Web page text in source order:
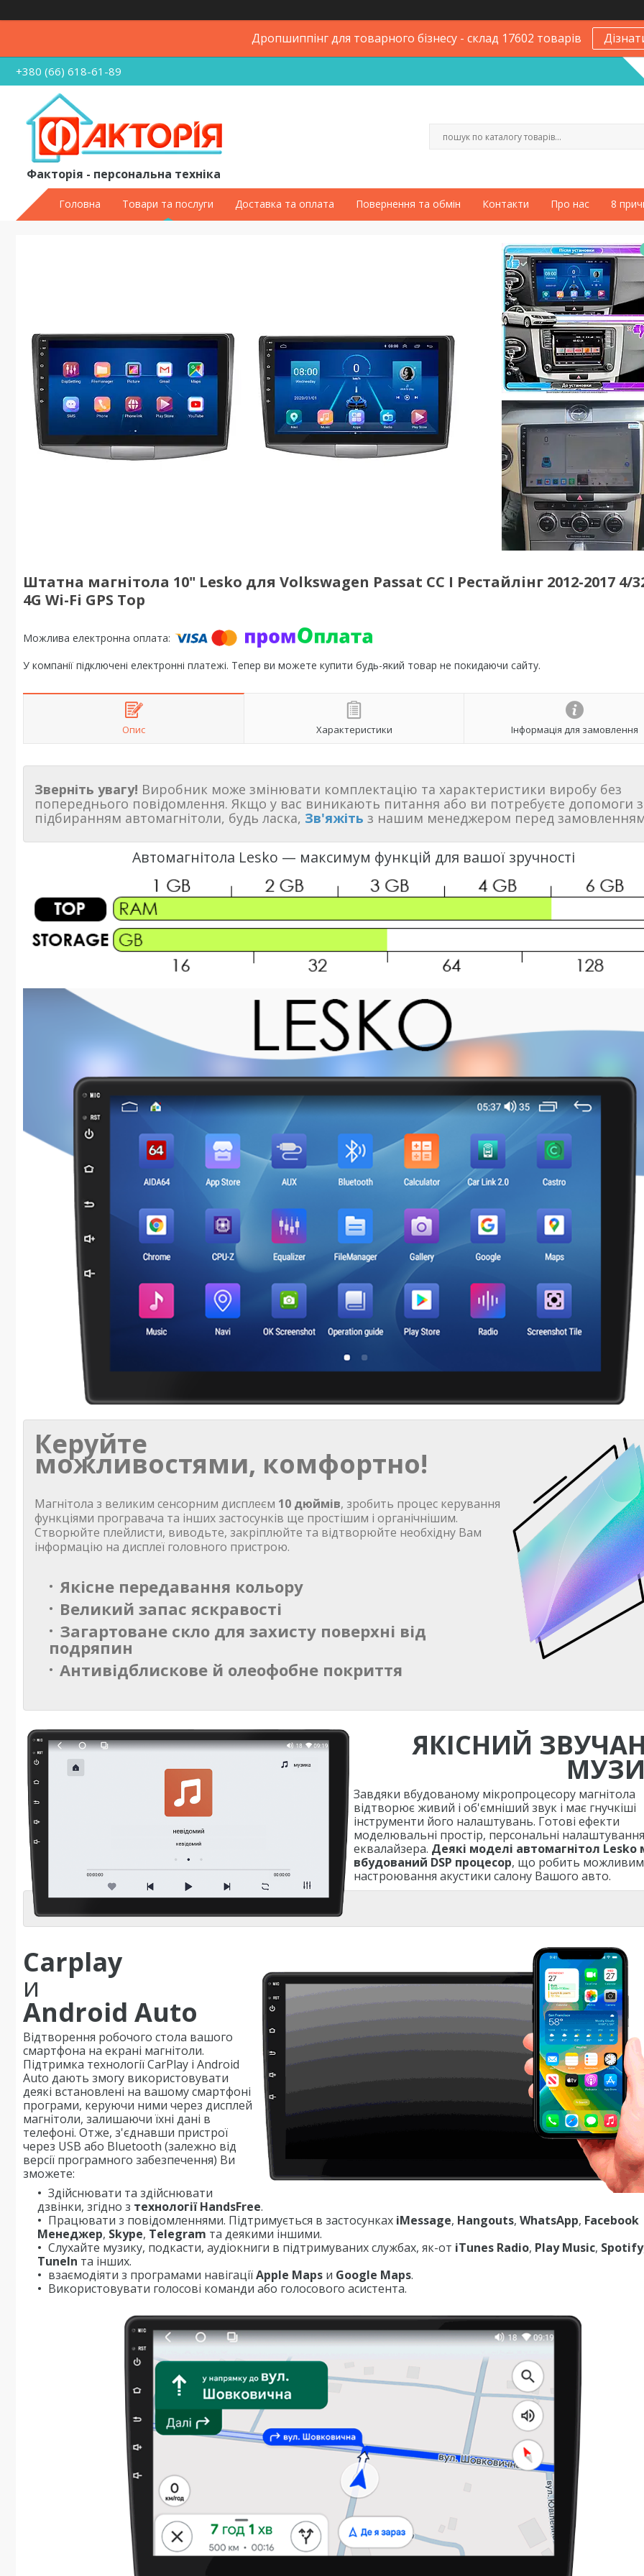
Дропшиппінг для товарного бізнесу - склад 17602 товарів
+380 (66) 618-61-89
Факторія - персональна техніка
Головна Товари та послуги Доставка та оплата Повернення та обмін Контакти Про нас 8
Штатна магнітола 10" Lesko для Volkswagen Passat CC I Рестайлінг 2012-2017 4/
4G Wi-Fi GPS Top
У компанії підключені електронні платежі. Тепер ви можете купити будь-який товар не покидаючи сайту.
Опис Характеристики Інформація для замовлення
Зверніть увагу! Виробник може змінювати комплектацію та характеристики виробу без
попереднього повідомлення. Якщо у вас виникають питання або ви потребуєте допомоги з
підбиранням автомагнітоли, будь ласка, Зв'яжіть з нашим менеджером перед
Автомагнітола Lesko — максимум функцій для вашої зручності
Керуйте
можливостями, комфортно!
Магнітола з великим сенсорним дисплеєм 10 дюймів, зробить процес керування
функціями програвача та інших застосунків ще простішим і органічнішим.
Створюйте плейлисти, виводьте, закріплюйте та відтворюйте необхідну Вам
інформацію на дисплеї головного пристрою.
Якісне передавання кольору
Великий запас яскравості
Загартоване скло для захисту поверхні від
подряпин
Антивідблискове й олеофобне покриття
ЯКІСНИЙ
Завдяки вбудованому мікропроцесору магнітола
відтворює живий і об'ємніший звук і має гнучкіші
інструменти його налаштувань. Готові ефекти
моделювальні простір, персональні налаштування
еквалайзера. Деякі моделі автомагнітол
вбудований DSP процесор, що робить
настроювання акустики салону Вашого авто.
Carplay
и
Android Auto
Відтворення робочого стола вашого
смартфона на екрані магнітоли.
Підтримка технології CarPlay і Android
Auto дають змогу використовувати
деякі встановлені на вашому смартфоні
програми, керуючи ними через дисплей
магнітоли, залишаючи їхні дані в
телефоні. Отже, з'єднавши пристрої
через USB або Bluetooth (залежно від
версії програмного забезпечення) Ви
зможете:
Здійснювати та здійснювати
дзвінки, згідно з технології HandsFree.
Працювати з повідомленнями. Підтримується в застосунках iMessage, Hangouts, WhatsApp, Facebook
Менеджер, Skype, Telegram та деякими іншими.
Слухайте музику, подкасти, аудіокниги в підтримуваних службах, як-от iTunes Radio, Play Music, Spotify
TuneIn та інших.
взаємодіяти з програмами навігаціїApple Maps и Google Maps.
Використовувати голосові команди або голосового асистента.